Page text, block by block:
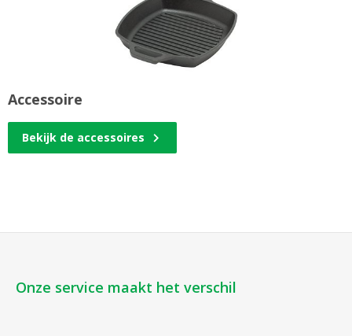
Accessoire
Bekijk de accessoires
Onze service maakt het verschil